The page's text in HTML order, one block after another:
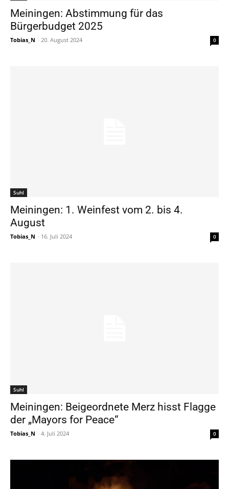
Meiningen: Abstimmung für das
Bürgerbudget 2025
Tobias_N - 20. August 2024 0
Suhl
Meiningen: 1. Weinfest vom 2. bis 4.
August
Tobias_N - 16. Juli 2024 0
Suhl
Meiningen: Beigeordnete Merz hisst Flagge
der „Mayors for Peace“
Tobias_N - 4. Juli 2024 0